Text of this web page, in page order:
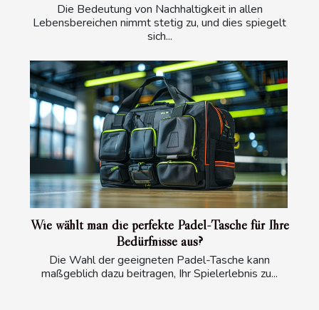
Die Bedeutung von Nachhaltigkeit in allen
Lebensbereichen nimmt stetig zu, und dies spiegelt
sich...
Wie wählt man die perfekte Padel-Tasche für Ihre
Bedürfnisse aus?
Die Wahl der geeigneten Padel-Tasche kann
maßgeblich dazu beitragen, Ihr Spielerlebnis zu...